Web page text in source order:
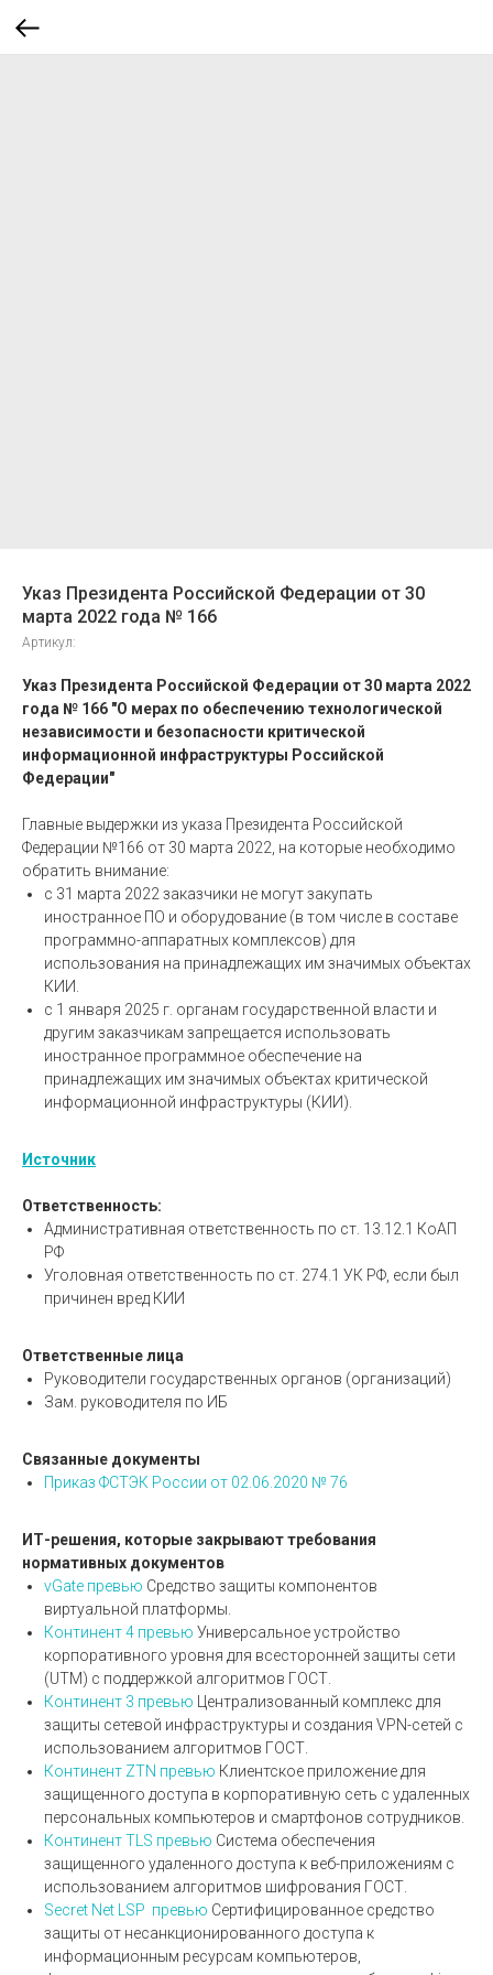
Указ Президента Российской Федерации от 30
марта 2022 года № 166
Артикул:
Указ Президента Российской Федерации от 30 марта 2022
года № 166 "О мерах по обеспечению технологической
независимости и безопасности критической
информационной инфраструктуры Российской
Федерации"
Главные выдержки из указа Президента Российской
Федерации №166 от 30 марта 2022, на которые необходимо
обратить внимание:
с 31 марта 2022 заказчики не могут закупать
иностранное ПО и оборудование (в том числе в составе
программно-аппаратных комплексов) для
использования на принадлежащих им значимых объектах
КИИ.
с 1 января 2025 г. органам государственной власти и
другим заказчикам запрещается использовать
иностранное программное обеспечение на
принадлежащих им значимых объектах критической
информационной инфраструктуры (КИИ).
Источник
Ответственность:
Административная ответственность по ст. 13.12.1 КоАП
РФ
Уголовная ответственность по ст. 274.1 УК РФ, если был
причинен вред КИИ
Ответственные лица
Руководители государственных органов (организаций)
Зам. руководителя по ИБ
Связанные документы
Приказ ФСТЭК России от 02.06.2020 № 76
ИТ-решения, которые закрывают требования
нормативных документов
vGate превью Средство защиты компонентов
виртуальной платформы.
Континент 4 превью Универсальное устройство
корпоративного уровня для всесторонней защиты сети
(UTM) с поддержкой алгоритмов ГОСТ.
Континент 3 превью Централизованный комплекс для
защиты сетевой инфраструктуры и создания VPN-сетей с
использованием алгоритмов ГОСТ.
Континент ZTN превью Клиентское приложение для
защищенного доступа в корпоративную сеть с удаленных
персональных компьютеров и смартфонов сотрудников.
Континент TLS превью Система обеспечения
защищенного удаленного доступа к веб-приложениям с
использованием алгоритмов шифрования ГОСТ.
Secret Net LSP превью Сертифицированное средство
защиты от несанкционированного доступа к
информационным ресурсам компьютеров,